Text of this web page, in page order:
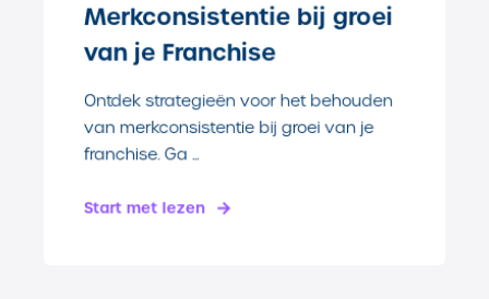
Merkconsistentie bij groei
van je Franchise
Ontdek strategieën voor het behouden
van merkconsistentie bij groei van je
franchise. Ga ...
Start met lezen